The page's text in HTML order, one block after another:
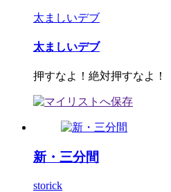
太ましいデブ
太ましいデブ
押すなよ！絶対押すなよ！
新・三分間
storick